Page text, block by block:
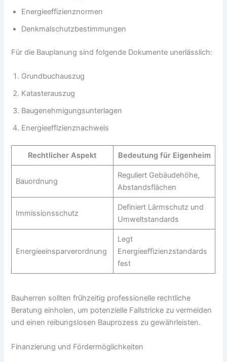
Energieeffizienznormen
Denkmalschutzbestimmungen
Für die Bauplanung sind folgende Dokumente unerlässlich:
Grundbuchauszug
Katasterauszug
Baugenehmigungsunterlagen
Energieeffizienznachweis
Rechtlicher Aspekt Bedeutung für Eigenheim
Bauordnung
Reguliert Gebäudehöhe,
Abstandsflächen
Immissionsschutz
Definiert Lärmschutz und
Umweltstandards
Energieeinsparverordnung
Legt
Energieeffizienzstandards
fest
Bauherren sollten frühzeitig professionelle rechtliche
Beratung einholen, um potenzielle Fallstricke zu vermeiden
und einen reibungslosen Bauprozess zu gewährleisten.
Finanzierung und Fördermöglichkeiten